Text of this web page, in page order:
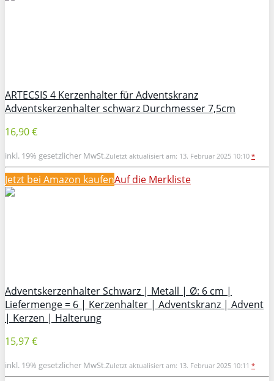
ARTECSIS 4 Kerzenhalter für Adventskranz
Adventskerzenhalter schwarz Durchmesser 7,5cm
16,90 €
inkl. 19% gesetzlicher MwSt.Zuletzt aktualisiert am: 13. Februar 2025 10:10 *
Jetzt bei Amazon kaufenAuf die Merkliste
Adventskerzenhalter Schwarz | Metall | Ø: 6 cm |
Liefermenge = 6 | Kerzenhalter | Adventskranz | Advent
| Kerzen | Halterung
15,97 €
inkl. 19% gesetzlicher MwSt.Zuletzt aktualisiert am: 13. Februar 2025 10:11 *